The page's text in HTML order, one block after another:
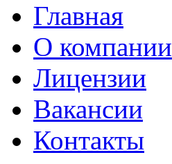
Главная
О компании
Лицензии
Вакансии
Контакты